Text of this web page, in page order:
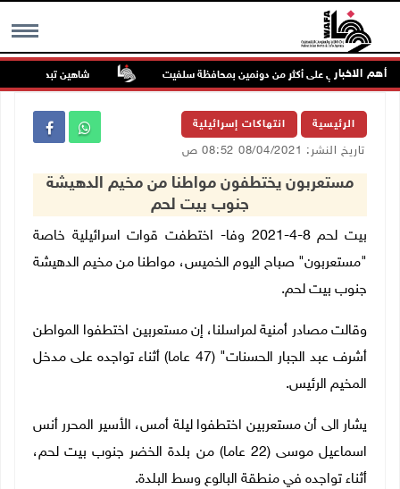
MENU أهم الاخبار
يستولي على أكثر من دونمين بمحافظة سلفيت شاهين تبحث مع سفراء
الرئيسية انتهاكات إسرائيلية
تاريخ النشر: 08/04/2021 08:52 ص
مستعربون يختطفون مواطنا من مخيم الدهيشة
جنوب بيت لحم
بيت لحم 8-4-2021 وفا- اختطفت قوات اسرائيلية خاصة
"مستعربون" صباح اليوم الخميس، مواطنا من مخيم الدهيشة
جنوب بيت لحم.
وقالت مصادر أمنية لمراسلنا، إن مستعربين اختطفوا المواطن
أشرف عبد الجبار الحسنات" (47 عاما) أثناء تواجده على مدخل
المخيم الرئيس.
يشار الى أن مستعربين اختطفوا ليلة أمس، الأسير المحرر أنس
اسماعيل موسى (22 عاما) من بلدة الخضر جنوب بيت لحم،
أثناء تواجده في منطقة البالوع وسط البلدة.